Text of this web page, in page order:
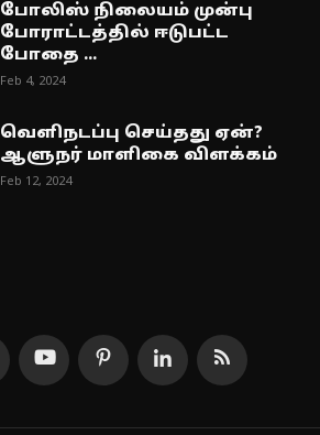
போலிஸ் நிலையம் முன்பு
போராட்டத்தில் ஈடுபட்ட
போதை ...
Feb 4, 2024
வெளிநடப்பு செய்தது ஏன்?
ஆளுநர் மாளிகை விளக்கம்
Feb 12, 2024